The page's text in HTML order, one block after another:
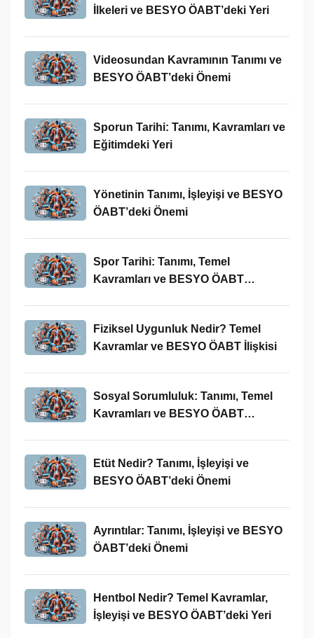
İlkeleri ve BESYO ÖABT’deki Yeri
Videosundan Kavramının Tanımı ve
BESYO ÖABT’deki Önemi
Sporun Tarihi: Tanımı, Kavramları ve
Eğitimdeki Yeri
Yönetinin Tanımı, İşleyişi ve BESYO
ÖABT’deki Önemi
Spor Tarihi: Tanımı, Temel
Kavramları ve BESYO ÖABT
Fiziksel Uygunluk Nedir? Temel
Kavramlar ve BESYO ÖABT İlişkisi
Sosyal Sorumluluk: Tanımı, Temel
Kavramları ve BESYO ÖABT
Etüt Nedir? Tanımı, İşleyişi ve
BESYO ÖABT’deki Önemi
Ayrıntılar: Tanımı, İşleyişi ve BESYO
ÖABT’deki Önemi
Hentbol Nedir? Temel Kavramlar,
İşleyişi ve BESYO ÖABT’deki Yeri